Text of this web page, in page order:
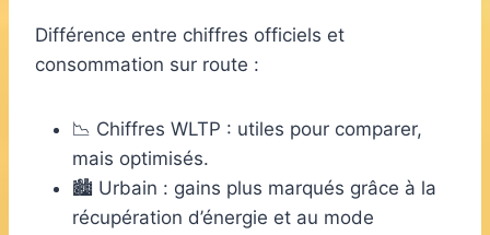
Différence entre chiffres officiels et
consommation sur route :
📉 Chiffres WLTP : utiles pour comparer,
mais optimisés.
🏙️ Urbain : gains plus marqués grâce à la
récupération d’énergie et au mode